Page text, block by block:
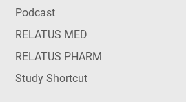
Podcast
RELATUS MED
RELATUS PHARM
Study Shortcut